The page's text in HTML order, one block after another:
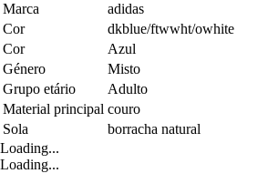
Marca
adidas
Cor
dkblue/ftwwht/owhite
Cor
Azul
Género
Misto
Grupo etário
Adulto
Material principal couro
Sola
borracha natural
Loading...
Loading...